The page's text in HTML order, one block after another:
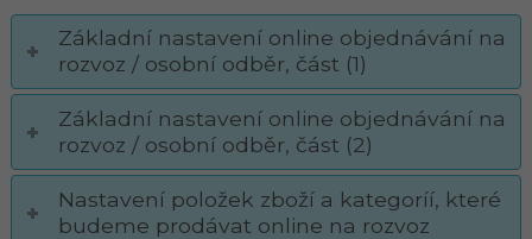
Základní nastavení online objednávání na
rozvoz / osobní odběr, část (1)
Základní nastavení online objednávání na
rozvoz / osobní odběr, část (2)
Nastavení položek zboží a kategoríí, které
budeme prodávat online na rozvoz